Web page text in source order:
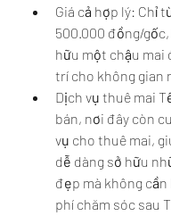
Giá cả hợp lý: Chỉ
500.000 đồng/
hữu một chậu mai
trí cho không gian
Dịch vụ thuê mai
bán, nơi đây còn
vụ cho thuê mai,
dễ dàng sở hữu
đẹp mà không cần
phí chăm sóc sau